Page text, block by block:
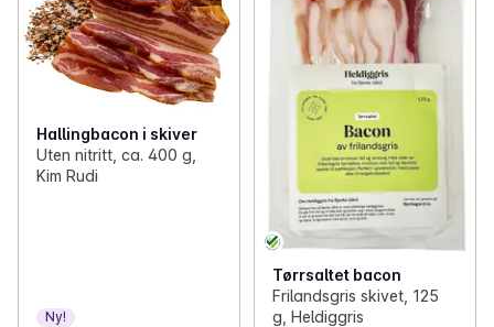
Hallingbacon i skiver
Uten nitritt, ca. 400 g,
Kim Rudi
Ny!
Tørrsaltet bacon
Frilandsgris skivet, 125
g, Heldiggris